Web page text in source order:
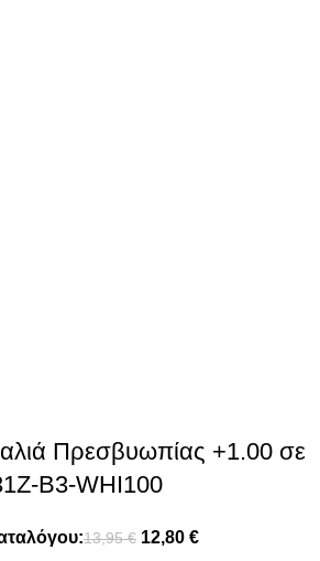
Πρεσβυωπίας +1.00 σε
B3-WHI100
13,95€ 12,80 €